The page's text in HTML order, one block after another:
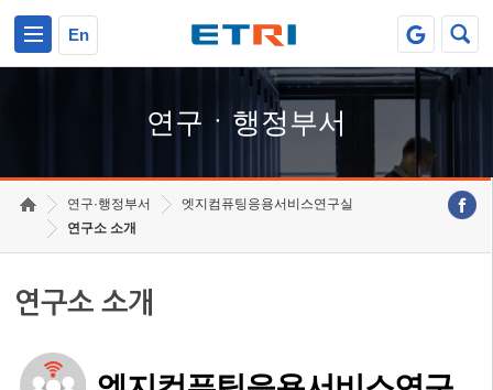
En
연구ㆍ행정부서
연구·행정부서
엣지컴퓨팅응용서비스연구실
연구소 소개
연구소 소개